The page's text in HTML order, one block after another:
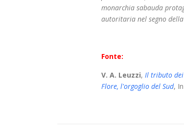
monarchia sabauda
autoritaria nel segno
Fonte:
V. A. Leuzzi, Il tributo dei
Flore, l'orgoglio del Sud,